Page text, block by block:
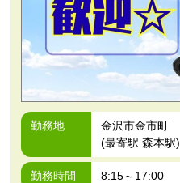
勤務地
金沢市金市町
(最寄駅 森本駅)
勤務時間 8:15～17:00